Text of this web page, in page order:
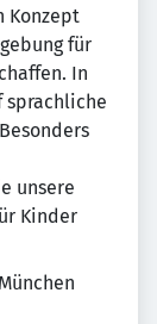
Konzept
für
In
sprachliche
unsere
Kinder